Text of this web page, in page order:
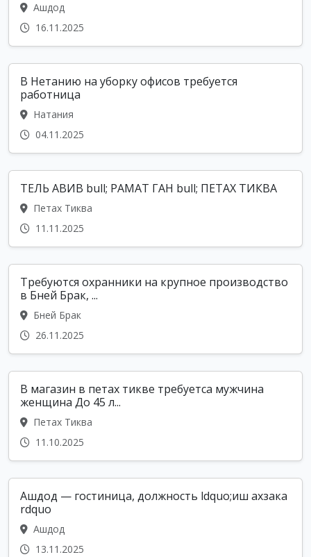
Ашдод
16.11.2025
В Нетанию на уборку офисов требуется
работница
Натания
04.11.2025
ТЕЛЬ АВИВ bull; РАМАТ ГАН bull; ПЕТАХ ТИКВА
Петах Тиква
11.11.2025
Требуются охранники на крупное производство
в Бней Брак, ...
Бней Брак
26.11.2025
В магазин в петах тикве требуетса мужчина
женщина До 45 л...
Петах Тиква
11.10.2025
Ашдод — гостиница, должность ldquo;иш ахзака
rdquo
Ашдод
13.11.2025